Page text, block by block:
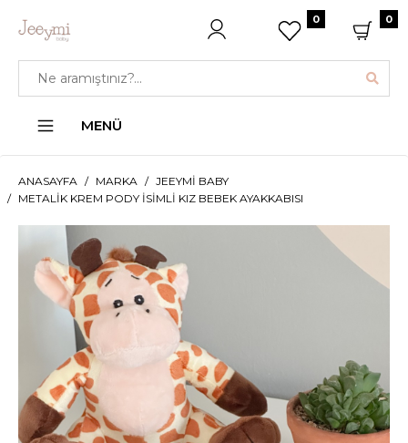
0 0
MENÜ
ANASAYFA MARKA
JEEYMI BABY
METALIK KREM PODY İSIMLI KIZ BEBEK AYAKKABISI